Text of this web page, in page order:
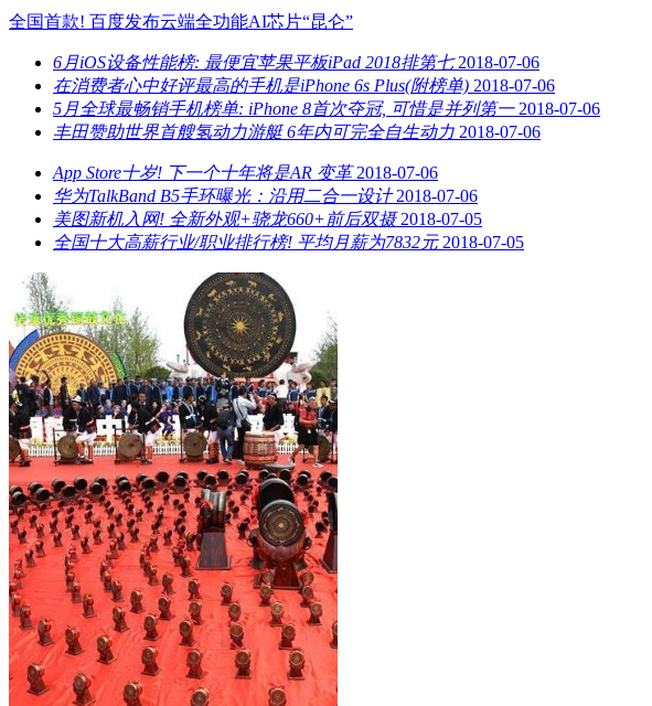
全国首款! 百度发布云端全功能AI芯片“昆仑”
6月iOS设备性能榜: 最便宜苹果平板iPad 2018排第七 2018-07-06
在消费者心中好评最高的手机是iPhone 6s Plus(附榜单) 2018-07-06
5月全球最畅销手机榜单: iPhone 8首次夺冠, 可惜是并列第一 2018-07-06
丰田赞助世界首艘氢动力游艇 6年内可完全自生动力 2018-07-06
App Store十岁! 下一个十年将是AR 变革 2018-07-06
华为TalkBand B5手环曝光：沿用二合一设计 2018-07-06
美图新机入网! 全新外观+骁龙660+前后双摄 2018-07-05
全国十大高薪行业/职业排行榜! 平均月薪为7832元 2018-07-05